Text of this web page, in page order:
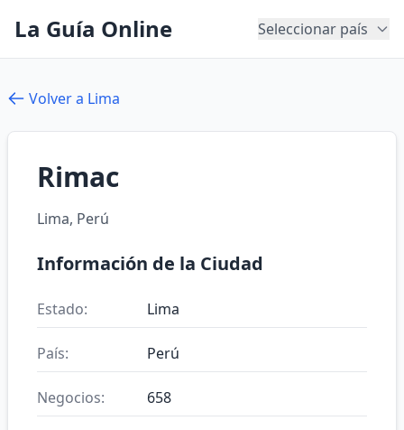
La Guía Online Seleccionar país
Volver a Lima
Rimac
Lima, Perú
Información de la Ciudad
Estado: Lima
País: Perú
Negocios: 658